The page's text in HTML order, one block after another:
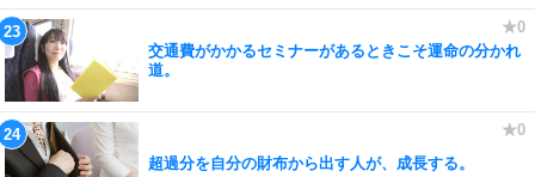
交通費がかかるセミナーがあるときこそ運命の分かれ
道。
超過分を自分の財布から出す人が、成長する。